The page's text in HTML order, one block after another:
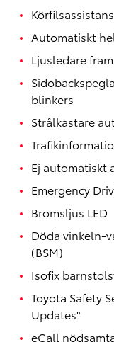
Automatiskt
Ljusledare fram
blinkers
Strålkastare
Ej automatiskt
Emergency
Bromsljus LED
Döda vinkeln-
(BSM)
Isofix
Toyota Safety
Updates"
eCall